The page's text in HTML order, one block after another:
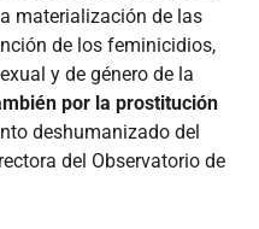
materialización de las
de los feminicidios,
y de género de la
por la prostitución
deshumanizado del
del Observatorio de